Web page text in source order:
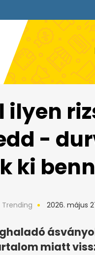
ilyen
-
ki
Trending 2026. május
miatt